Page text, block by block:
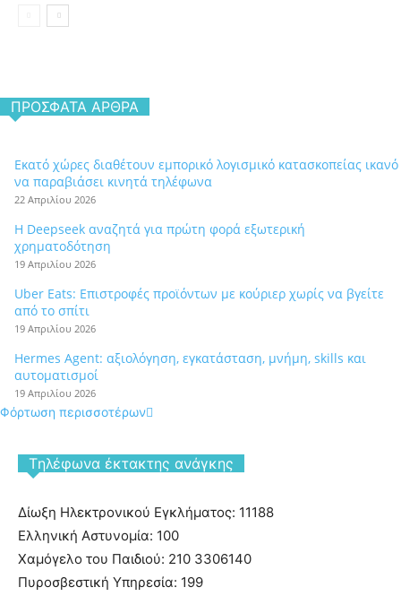
ΠΡΌΣΦΑΤΑ ΆΡΘΡΑ
Εκατό χώρες διαθέτουν εμπορικό λογισμικό κατασκοπείας ικανό
να παραβιάσει κινητά τηλέφωνα
22 Απριλίου 2026
Η Deepseek αναζητά για πρώτη φορά εξωτερική
χρηματοδότηση
19 Απριλίου 2026
Uber Eats: Επιστροφές προϊόντων με κούριερ χωρίς να βγείτε
από το σπίτι
19 Απριλίου 2026
Hermes Agent: αξιολόγηση, εγκατάσταση, μνήμη, skills και
αυτοματισμοί
19 Απριλίου 2026
Φόρτωση περισσοτέρων
Tηλέφωνα έκτακτης ανάγκης
Δίωξη Ηλεκτρονικού Εγκλήματος: 11188
Ελληνική Αστυνομία: 100
Χαμόγελο του Παιδιού: 210 3306140
Πυροσβεστική Υπηρεσία: 199